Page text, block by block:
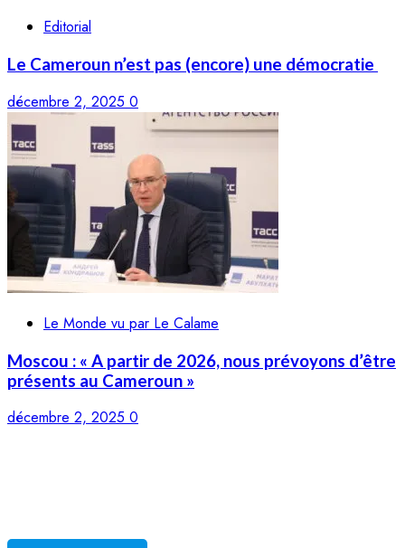
Editorial
Le Cameroun n’est pas (encore) une démocratie
décembre 2, 2025 0
Le Monde vu par Le Calame
Moscou : « A partir de 2026, nous prévoyons d’être
présents au Cameroun »
décembre 2, 2025 0